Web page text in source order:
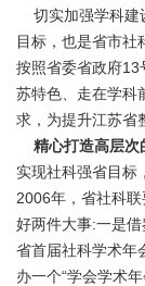
切实加强学科建
目标，也是省市社
按照省委省政府13
苏特色、走在学科
求，为提升江苏省
精心打造高层次
实现社科强省目标
2006年，省社科
好两件大事:一是
省首届社科学术年
办一个“学会学术